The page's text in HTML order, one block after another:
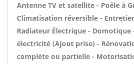
Antenne TV et satellite - Poêle à
Climatisation réversible -
Radiateur Électrique -
électricité (Ajout prise) -
complète ou partielle -